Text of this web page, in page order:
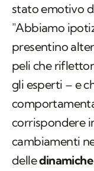
stato emotivo
"Abbiamo
presentino
peli che
gli esperti – e
corrispondere
cambiamenti
delle